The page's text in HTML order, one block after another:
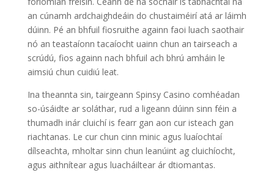
an cúnamh ardchaighdeáin do chustaiméirí atá ar láimh
dúinn. Pé an bhfuil fiosruithe againn faoi luach saothair
nó an teastaíonn tacaíocht uainn chun an tairseach a
scrúdú, fios againn nach bhfuil ach bhrú amháin le
aimsiú chun cuidiú leat.
Ina theannta sin, tairgeann Spinsy Casino comhéadan
so-úsáidte ar soláthar, rud a ligeann dúinn sinn féin a
thumadh inár cluichí is fearr gan aon cur isteach gan
riachtanas. Le cur chun cinn minic agus luaíochtaí
dílseachta, mholtar sinn chun leanúint ag cluichíocht,
agus aithnítear agus luacháiltear ár dtiomantas.